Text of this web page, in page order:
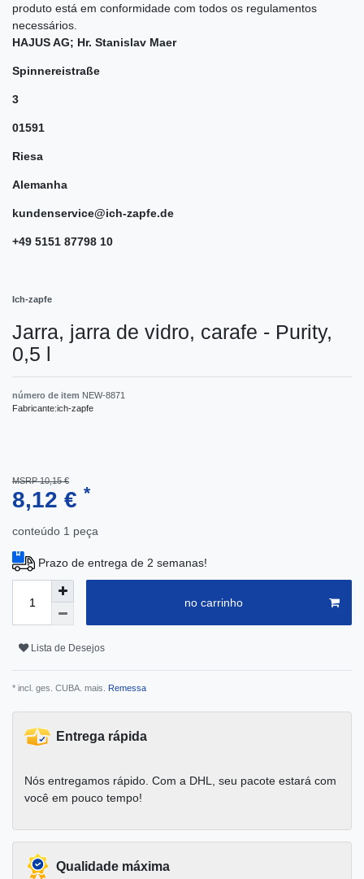
produto está em conformidade com todos os regulamentos
necessários.
HAJUS AG; Hr. Stanislav Maer
Spinnereistraße
3
01591
Riesa
Alemanha
kundenservice@ich-zapfe.de
+49 5151 87798 10
Ich-zapfe
Jarra, jarra de vidro, carafe - Purity,
0,5 l
número de item NEW-8871
Fabricante:ich-zapfe
MSRP 10,15 €
8,12 € *
conteúdo 1 peça
Prazo de entrega de 2 semanas!
no carrinho
Lista de Desejos
* incl. ges. CUBA. mais. Remessa
Entrega rápida
Nós entregamos rápido. Com a DHL, seu pacote estará com
você em pouco tempo!
Qualidade máxima